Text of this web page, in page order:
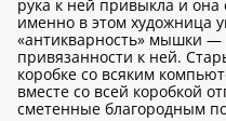
рука к ней привыкла и она
именно в этом художница
«антикварность» мышки
привязанности к ней.
коробке со всяким
вместе со всей коробкой
сметенные благородным